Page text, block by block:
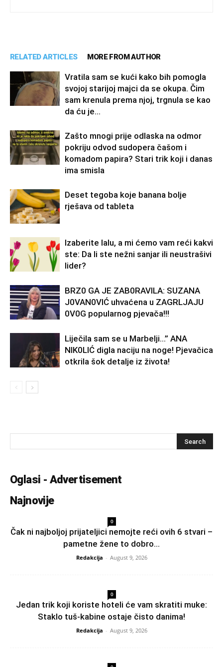
RELATED ARTICLES MORE FROM AUTHOR
Vratila sam se kući kako bih pomogla
svojoj starijoj majci da se okupa. Čim
sam krenula prema njoj, trgnula se kao
da ću je...
Zašto mnogi prije odlaska na odmor
pokriju odvod sudopera čašom i
komadom papira? Stari trik koji i danas
ima smisla
Deset tegoba koje banana bolje
rješava od tableta
Izaberite lalu, a mi ćemo vam reći kakvi
ste: Da li ste nežni sanjar ili neustrašivi
lider?
BRZ0 GA JE ZAB0RAVlLA: SUZANA
J0VAN0VIĆ uhvaćena u ZAGRLJAJU
0V0G popularnog pjevača!!!
Liječila sam se u Marbelji…” ANA
NlK0LlĆ digla naciju na noge! Pjevačica
otkrila šok detalje iz života!
Oglasi - Advertisement
Najnovije
0
Čak ni najboljoj prijateljici nemojte reći ovih 6 stvari –
pametne žene to dobro...
Redakcija - August 9, 2026
0
Jedan trik koji koriste hoteli će vam skratiti muke:
Staklo tuš-kabine ostaje čisto danima!
Redakcija - August 9, 2026